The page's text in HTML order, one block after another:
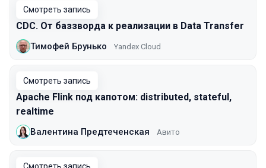
Смотреть запись
CDC. От баззворда к реализации в Data Transfer
Тимофей Брунько Yandex Cloud
Смотреть запись
Apache Flink под капотом: distributed, stateful,
realtime
Валентина Предтеченская Авито